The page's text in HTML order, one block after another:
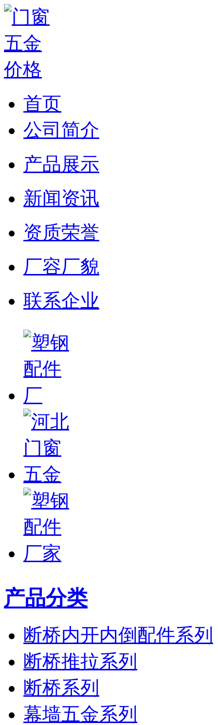
首页
公司简介
产品展示
新闻资讯
资质荣誉
厂容厂貌
联系企业
产品分类
断桥内开内倒配件系列
断桥推拉系列
断桥系列
幕墙五金系列